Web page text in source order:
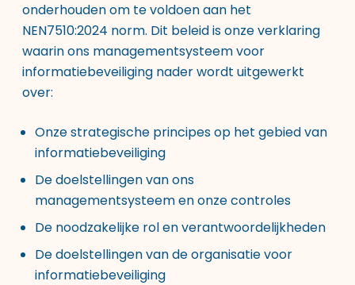
onderhouden om te voldoen aan het
NEN7510:2024 norm. Dit beleid is onze verklaring
waarin ons managementsysteem voor
informatiebeveiliging nader wordt uitgewerkt
over:
Onze strategische principes op het gebied van
informatiebeveiliging
De doelstellingen van ons
managementsysteem en onze controles
De noodzakelijke rol en verantwoordelijkheden
De doelstellingen van de organisatie voor
informatiebeveiliging